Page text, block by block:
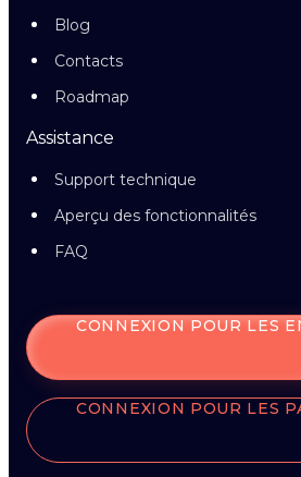
Blog
Contacts
Roadmap
Assistance
Support technique
Aperçu des fonctionnalités
FAQ
CONNEXION POUR LES
CONNEXION POUR LES